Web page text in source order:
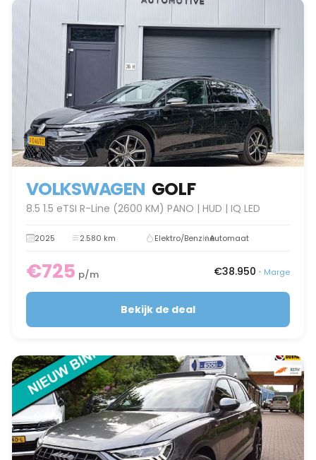
VOLKSWAGEN GOLF
8.5 1.5 eTSI R-Line (2600 KM) PANO | HUD | IQ LED
2025 2.580 km Elektro/BenzineAutomaat
€725 p/m €38.950 • Marge
Bekijk de deal